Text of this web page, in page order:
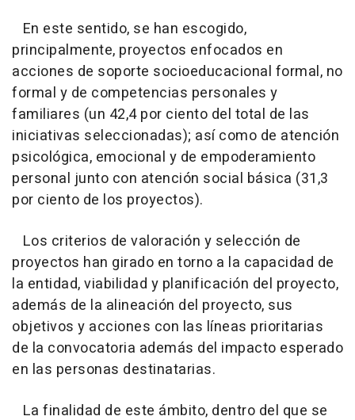
En este sentido, se han escogido,
principalmente, proyectos enfocados en
acciones de soporte socioeducacional formal, no
formal y de competencias personales y
familiares (un 42,4 por ciento del total de las
iniciativas seleccionadas); así como de atención
psicológica, emocional y de empoderamiento
personal junto con atención social básica (31,3
por ciento de los proyectos).
Los criterios de valoración y selección de
proyectos han girado en torno a la capacidad de
la entidad, viabilidad y planificación del proyecto,
además de la alineación del proyecto, sus
objetivos y acciones con las líneas prioritarias
de la convocatoria además del impacto esperado
en las personas destinatarias.
La finalidad de este ámbito, dentro del que se